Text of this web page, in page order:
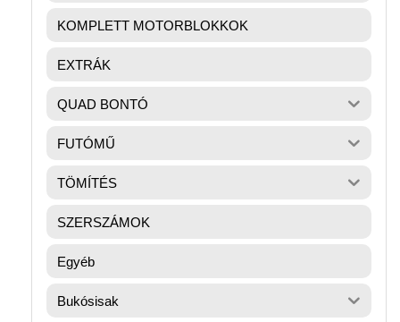
KOMPLETT MOTORBLOKKOK
EXTRÁK
QUAD BONTÓ
FUTÓMŰ
TÖMÍTÉS
SZERSZÁMOK
Egyéb
Bukósisak